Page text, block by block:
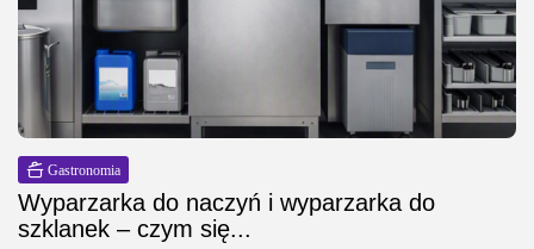
Gastronomia
Wyparzarka do naczyń i wyparzarka do
szklanek – czym się...